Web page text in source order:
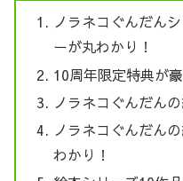
ノラネコぐんだん
ーが丸わかり！
10周年限定特典が豪
ノラネコぐんだん
ノラネコぐんだん
わかり！